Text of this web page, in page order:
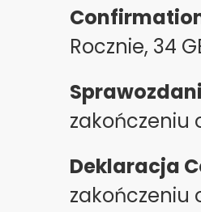
Rocznie, 34
zakończeniu
Deklaracja
zakończeniu